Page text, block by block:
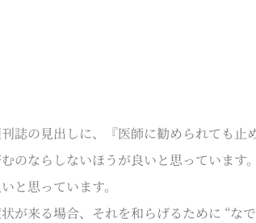
誌の見出しに、『医師に勧められても止
のならしないほうが良いと思っていま
と思っています。
が来る場合、それを和らげるために “な